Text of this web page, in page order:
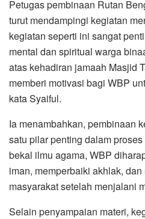
Petugas pembinaan Rutan
turut mendampingi kegiatan
kegiatan seperti ini sangat
mental dan spiritual warga
atas kehadiran jamaah Masjid
memberi motivasi bagi WBP
kata Syaiful.
Ia menambahkan, pembinaan
satu pilar penting dalam
bekal ilmu agama, WBP
iman, memperbaiki akhlak,
masyarakat setelah menjalani
Selain penyampaian materi,